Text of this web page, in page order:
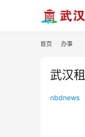
首页 办事
武汉
nbdnews